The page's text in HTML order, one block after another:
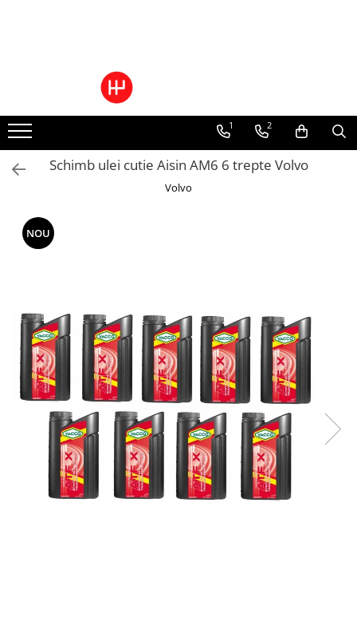
Pachete Cutie Automata
Pachete Cutie Manuala
Pachete Grup Diferential
Reparatii convertizoare de cuplu
Climatizare Auto
Piese cutii de viteze automata
Ulei cutie automata
1 2
Schimb ulei cutie Aisin AM6 6 trepte Volvo
Volvo
NOU